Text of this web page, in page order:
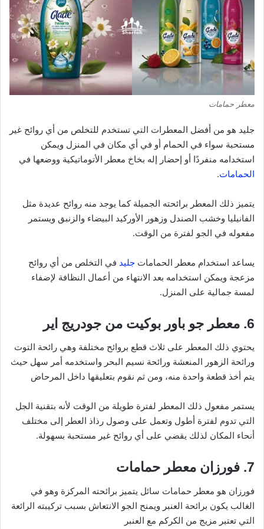
معطر حمامات
جليد هو من أفضل المعطرات التي تستخدم للتخلص من أي روائح غير
مستحبة سواء في الحمام أو في أي مكان في المنزل ويمكن
استخدامه منفردًا أو إحضار إله بخاخ معطر الأتوماتيكية ووضعها في
الحمامات.
يتميز ذلك المعطر برائحته الجميلة كما يوجد منه روائح عديدة مثل
الفانيليا وخشب الصندل وزهور الأوركيد البيضاء والزنبق ويستمر
مفعوله في الجو لفترة من الوقت.
يساعد استخدام معطر الحمامات جليد في التخلص من أي روائح
مزعجة ويمكن استخدامه بعد الانتهاء من أعمال النظافة لإضفاء
لمسة جمالية على المنزل.
6. معطر جو باور بوكيت من جودريج اير
يحتوي ذلك المعطر على ثلاث قطع بروائح مختلفة وهي رائحة التوت
ورائحة الزهور المنعشة ورائحة نسيم البحر واستخدمه أمر سهل حيث
يتم أخذ قطعة واحدة منه، ومن ثم نقوم بتعليقها داخل المرحاض
يستمر مفعول ذلك المعطر لفترة طويلة من الوقت لأنه بتقنية الجل
التي تدوم لفترة أطول وتعمل على وصول رذاذ العطر إلى مختلف
أنحاء المكان لذلك يقضي على أي روائح غير مستحبة بسهولة.
7. فورزان معطر حمامات
فورزان هو معطر حمامات سائل يتميز برائحته المركزة وهو في
الغالب يكون برائحة العنبر ويمنح الجو الانتعاش بسبب تركيبته الرائعة
التي تعتبر مزيج من الكركم مع العنبر